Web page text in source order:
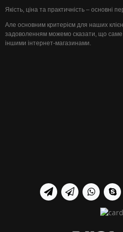
Якість, ціна та практичність – основні
Але основним критерієм для наших
задоволенням можемо сказати, що саме
іншими інтернет-магазинами.